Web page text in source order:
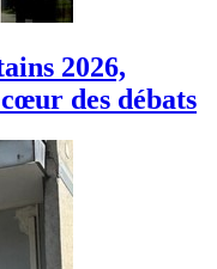
2026,
des débats